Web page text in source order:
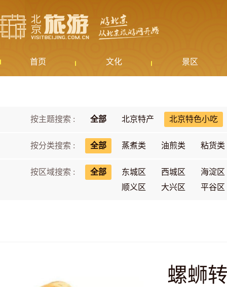
首页 文化 景区
按主题搜索 : 全部 北京特产 北京特色小吃
按分类搜索 : 全部 蒸煮类 油煎类 粘货类
按区域搜索 : 全部 东城区 西城区
海淀区
顺义区
大兴区 平谷区
螺蛳